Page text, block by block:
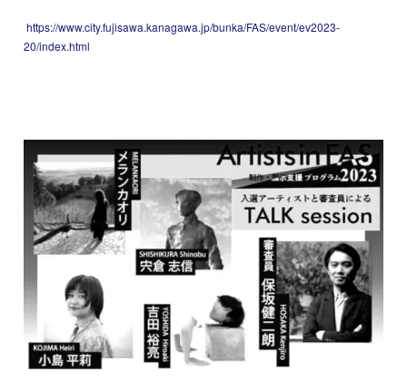
https://www.city.fujisawa.kanagawa.jp/bunka/FAS/event/ev2023-
20/index.html